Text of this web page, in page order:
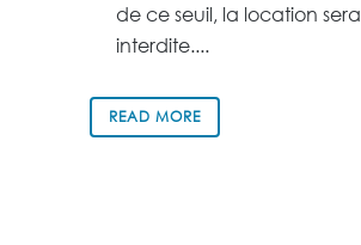
de ce seuil, la location sera
interdite....
READ MORE